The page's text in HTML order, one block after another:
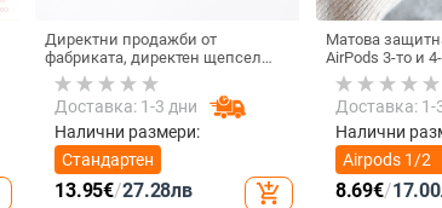
Директни продажби от
фабриката, директен щепсел
тип C, мобилен телефон, Douyin
Internet Celebrity, електрически
микрофон, слушалки с C порт,
кабелна слушалка
Доставка: 1-3 дни
Налични размери:
Стандартен
13.95€/27.28лв add_shopping_cart
Матова
AirPods 3-то и
Доставка: 1-
Налични
Airpods 1/2
поколение
8.69€/17.00